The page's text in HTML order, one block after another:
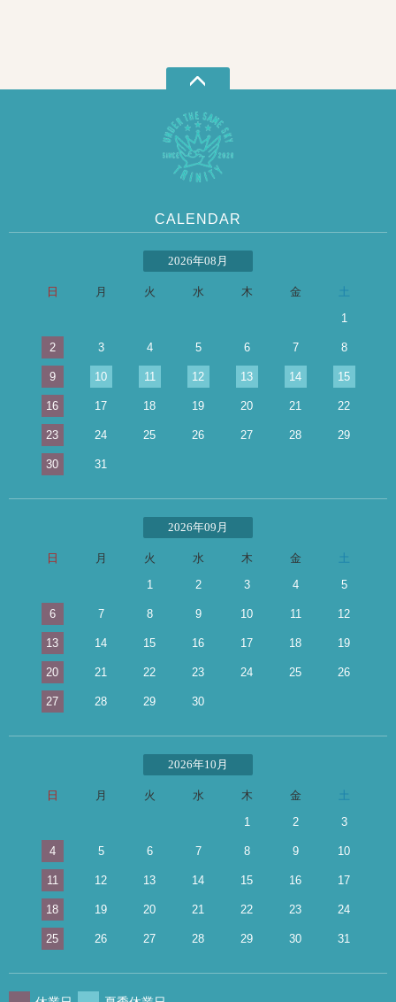
CALENDAR
2026年08月
日 月 火 水 木 金
1
2 3 4 5 6 7 8
9 10 11 12 13 14 15
16 17 18 19 20 21 22
23 24 25 26 27 28 29
30 31
2026年09月
日 月 火 水 木 金
1
2 3 4 5
6 7 8 9 10 11 12
13 14 15 16 17 18 19
20 21 22 23 24 25 26
27 28 29 30
2026年10月
日 月 火 水 木 金
1
2 3
4 5 6 7 8 9 10
11 12 13 14 15 16 17
18 19 20 21 22 23 24
25 26 27 28 29 30 31